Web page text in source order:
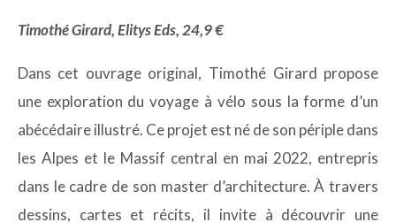
Timothé Girard, Elitys Eds, 24,9 €
Dans cet ouvrage original, Timothé Girard propose
une exploration du voyage à vélo sous la forme d’un
abécédaire illustré. Ce projet est né de son périple dans
les Alpes et le Massif central en mai 2022, entrepris
dans le cadre de son master d’architecture. À travers
dessins, cartes et récits, il invite à découvrir une